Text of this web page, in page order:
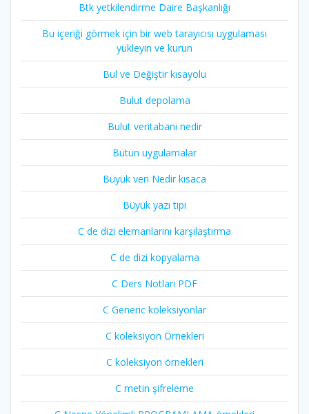
Btk yetkilendirme Daire Başkanlığı
Bu içeriği görmek için bir web tarayıcısı uygulaması
yükleyin ve kurun
Bul ve Değiştir kısayolu
Bulut depolama
Bulut veritabanı nedir
Bütün uygulamalar
Büyük veri Nedir kısaca
Büyük yazı tipi
C de dizi elemanlarını karşılaştırma
C de dizi kopyalama
C Ders Notları PDF
C Generic koleksiyonlar
C koleksiyon Örnekleri
C koleksiyon örnekleri
C metin şifreleme